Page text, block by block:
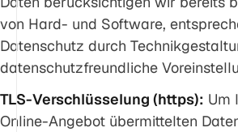
von Hard- und Software,
Datenschutz durch
datenschutzfreundliche
TLS-Verschlüsselung (https): Um
Online-Angebot übermittelten